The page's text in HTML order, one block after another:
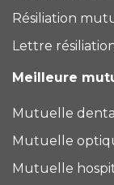
Résiliation
Lettre
Meilleure
Mutuelle
Mutuelle
Mutuelle